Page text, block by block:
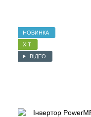
НОВИНКА
ХІТ
ВІДЕО